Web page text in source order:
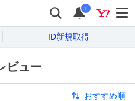
i
ID新規取得
ビュー
おすすめ順